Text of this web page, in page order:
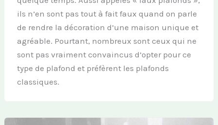
ils n’en sont pas tout à fait faux quand on parle
de rendre la décoration d’une maison unique et
agréable. Pourtant, nombreux sont ceux qui ne
sont pas vraiment convaincus d’opter pour ce
type de plafond et préfèrent les plafonds
classiques.